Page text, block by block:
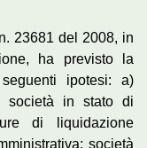
23681 del 2008, in
ha previsto la
ipotesi: a)
società in stato di
di liquidazione
società